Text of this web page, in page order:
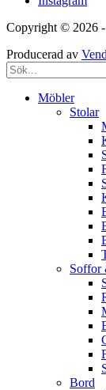
Copyright © 2026
Producerad av
Möbler
Stolar
Soffor
Bord